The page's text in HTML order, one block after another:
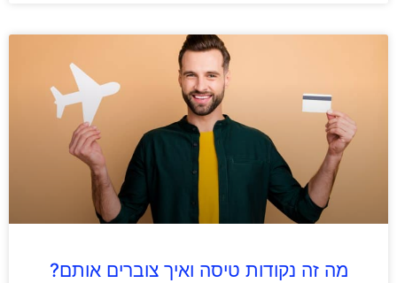
מה זה נקודות טיסה ואיך צוברים אותם?